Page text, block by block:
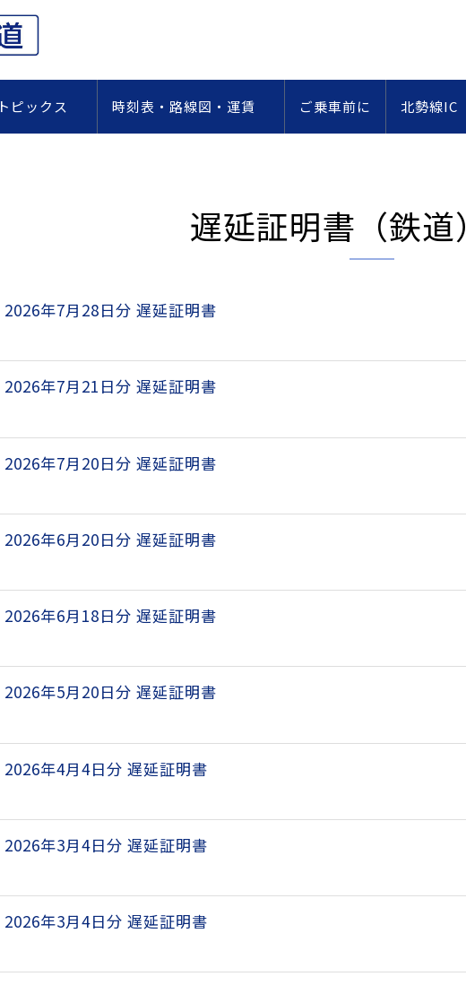
トピックス 時刻表・路線図・運賃 ご乗車前に 北勢線IC
遅延証明書（鉄道）
2026年7月28日分 遅延証明書
2026年7月21日分 遅延証明書
2026年7月20日分 遅延証明書
2026年6月20日分 遅延証明書
2026年6月18日分 遅延証明書
2026年5月20日分 遅延証明書
2026年4月4日分 遅延証明書
2026年3月4日分 遅延証明書
2026年3月4日分 遅延証明書